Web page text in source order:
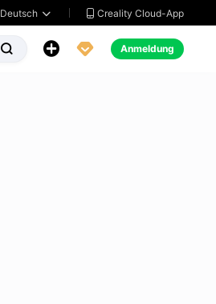
Deutsch   Creality Cloud-App
   Anmeldung